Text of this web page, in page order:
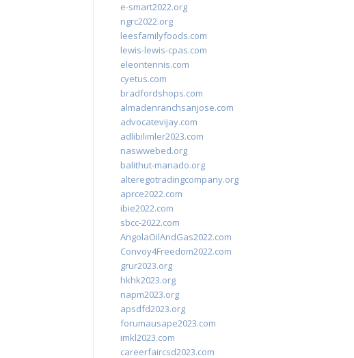
e-smart2022.org
ngrc2022.org
leesfamilyfoods.com
lewis-lewis-cpas.com
eleontennis.com
cyetus.com
bradfordshops.com
almadenranchsanjose.com
advocatevijay.com
adlibilimler2023.com
naswwebed.org
balithut-manado.org
alteregotradingcompany.org
aprce2022.com
ibie2022.com
sbcc-2022.com
AngolaOilAndGas2022.com
Convoy4Freedom2022.com
grur2023.org
hkhk2023.org
napm2023.org
apsdfd2023.org
forumausape2023.com
imkl2023.com
careerfaircsd2023.com